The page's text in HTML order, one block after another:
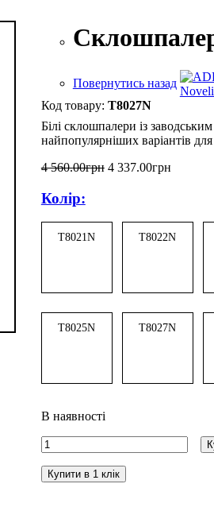
Повернутись назад
T8027N
Білі склошпалери із
найпопулярніших варіантів для
4 560.00грн 4 337.00грн
Колір:
T8021N T8022N
T8025N T8027N
В наявності
Купити в 1 клік